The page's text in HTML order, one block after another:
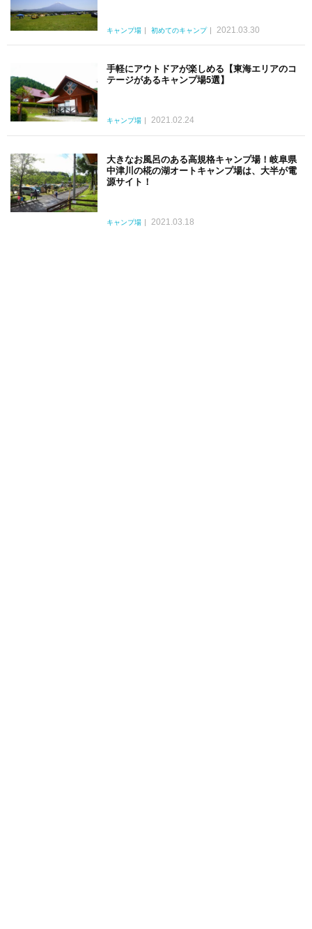
キャンプ場 初めてのキャンプ 2021.03.30
手軽にアウトドアが楽しめる【東海エリアのコ
テージがあるキャンプ場5選】
キャンプ場 2021.02.24
大きなお風呂のある高規格キャンプ場！岐阜県
中津川の椛の湖オートキャンプ場は、大半が電
源サイト！
キャンプ場 2021.03.18